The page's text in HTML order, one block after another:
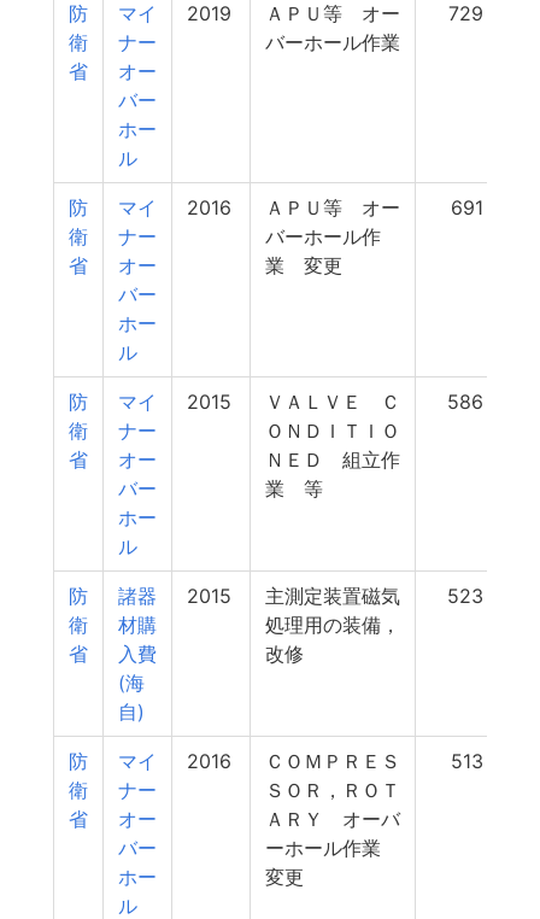
防
衛
省
マイ
ナー
オー
バー
ホー
ル
2019
ＡＰＵ等 オー
バーホール作業
729
防
衛
省
マイ
ナー
オー
バー
ホー
ル
2016
ＡＰＵ等 オー
バーホール作
業 変更
691
防
衛
省
マイ
ナー
オー
バー
ホー
ル
2015
ＶＡＬＶＥ Ｃ
ＯＮＤＩＴＩＯ
ＮＥＤ 組立作
業 等
586
防
衛
省
諸器
材購
入費
(海
自)
2015
主測定装置磁気
処理用の装備，
改修
523
防
衛
省
マイ
ナー
オー
バー
ホー
ル
2016
ＣＯＭＰＲＥＳ
ＳＯＲ，ＲＯＴ
ＡＲＹ オーバ
ーホール作業
変更
513